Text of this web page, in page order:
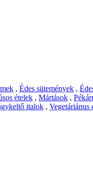
, Édes sütemények ,
ételek , Mártások ,
italok , Vegetáriánus